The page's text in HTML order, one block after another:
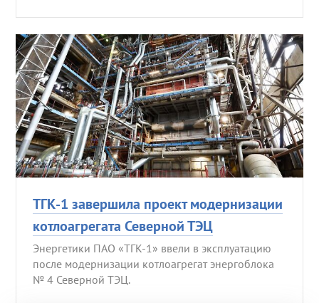
ТГК-1 завершила проект модернизации
котлоагрегата Северной ТЭЦ
Энергетики ПАО «ТГК-1» ввели в эксплуатацию
после модернизации котлоагрегат энергоблока
№ 4 Северной ТЭЦ.